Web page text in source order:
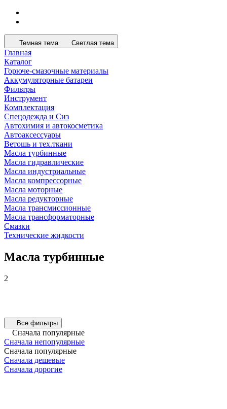
Темная тема Светлая тема
Главная
Каталог
Горюче-смазочные материалы
Аккумуляторные батареи
Фильтры
Инструмент
Комплектация
Спецодежда и Сиз
Автохимия и автокосметика
Автоаксессуары
Ветошь и тех.ткани
Масла турбинные
Масла гидравлические
Масла индустриальные
Масла компрессорные
Масла моторные
Масла редукторные
Масла трансмиссионные
Масла трансформаторные
Смазки
Технические жидкости
Масла турбинные
2
Все фильтры
Сначала популярные
Сначала непопулярные
Сначала популярные
Сначала дешевые
Сначала дорогие